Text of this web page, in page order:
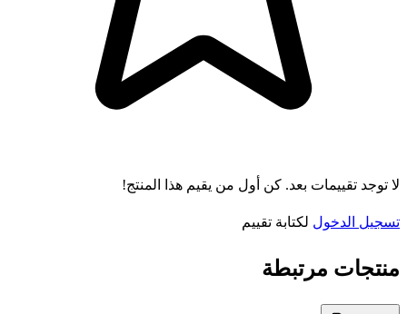
لا توجد تقييمات بعد. كن أول من يقيم هذا المنتج!
تسجيل الدخول لكتابة تقييم
منتجات مرتبطة